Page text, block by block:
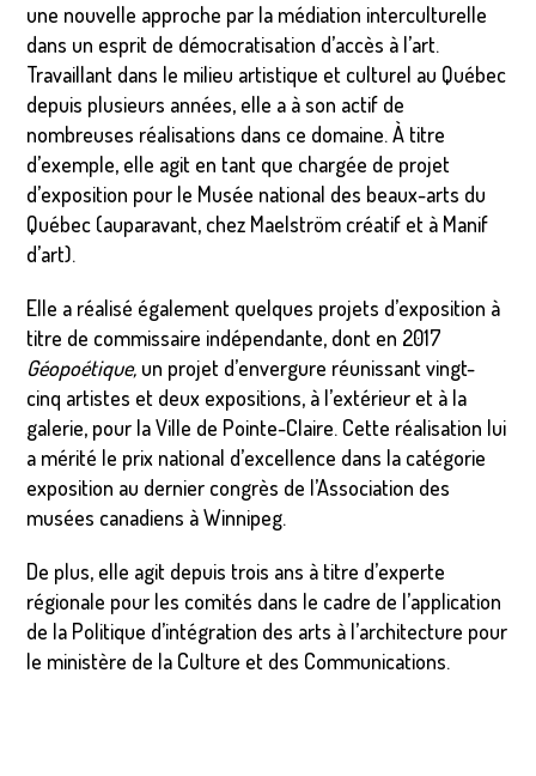
une nouvelle approche par la médiation interculturelle
dans un esprit de démocratisation d’accès à l’art.
Travaillant dans le milieu artistique et culturel au Québec
depuis plusieurs années, elle a à son actif de
nombreuses réalisations dans ce domaine. À titre
d’exemple, elle agit en tant que chargée de projet
d’exposition pour le Musée national des beaux-arts du
Québec (auparavant, chez Maelström créatif et à Manif
d’art).
Elle a réalisé également quelques projets d’exposition à
titre de commissaire indépendante, dont en 2017
Géopoétique, un projet d’envergure réunissant vingt-
cinq artistes et deux expositions, à l’extérieur et à la
galerie, pour la Ville de Pointe-Claire. Cette réalisation lui
a mérité le prix national d’excellence dans la catégorie
exposition au dernier congrès de l’Association des
musées canadiens à Winnipeg.
De plus, elle agit depuis trois ans à titre d’experte
régionale pour les comités dans le cadre de l’application
de la Politique d’intégration des arts à l’architecture pour
le ministère de la Culture et des Communications.